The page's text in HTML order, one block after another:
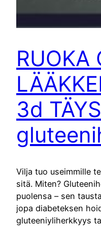
RUOKA
3d
Vilja tuo useimmille
sitä. Miten?
puolensa – sen
jopa diabeteksen
gluteeniyliherkkyys